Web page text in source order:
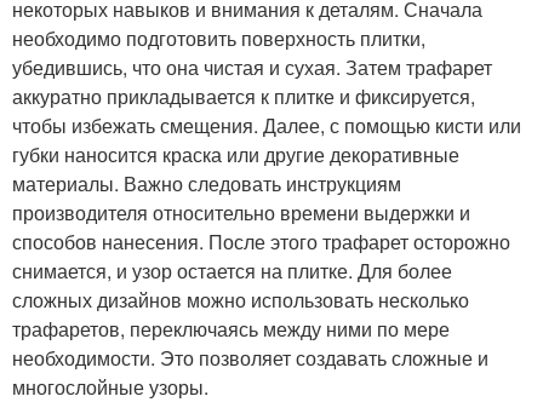
некоторых навыков и внимания к деталям. Сначала
необходимо подготовить поверхность плитки,
убедившись, что она чистая и сухая. Затем трафарет
аккуратно прикладывается к плитке и фиксируется,
чтобы избежать смещения. Далее, с помощью кисти или
губки наносится краска или другие декоративные
материалы. Важно следовать инструкциям
производителя относительно времени выдержки и
способов нанесения. После этого трафарет осторожно
снимается, и узор остается на плитке. Для более
сложных дизайнов можно использовать несколько
трафаретов, переключаясь между ними по мере
необходимости. Это позволяет создавать сложные и
многослойные узоры.